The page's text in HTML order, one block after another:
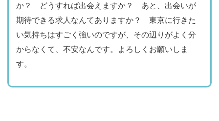
か？ どうすれば出会えますか？ あと、出会いが
期待できる求人なんてありますか？ 東京に行きた
い気持ちはすごく強いのですが、その辺りがよく分
からなくて、不安なんです。よろしくお願いしま
す。